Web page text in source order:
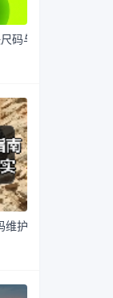
码与打理难题
护5大实用方法